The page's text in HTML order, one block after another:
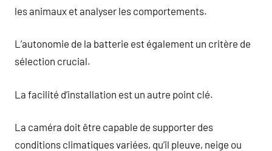
les animaux et analyser les comportements.
L’autonomie de la batterie est également un critère de
sélection crucial.
La facilité d’installation est un autre point clé.
La caméra doit être capable de supporter des
conditions climatiques variées, qu’il pleuve, neige ou